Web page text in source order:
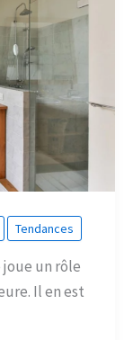
Tendances
joue un rôle
Il en est